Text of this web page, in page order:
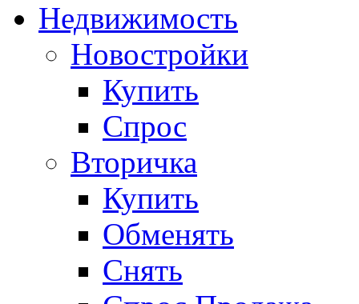
Недвижимость
Новостройки
Купить
Спрос
Вторичка
Купить
Обменять
Снять